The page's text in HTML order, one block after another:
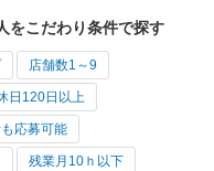
をこだわり条件で探す
店舗数1～9
日120日以上
応募可能
残業月10ｈ以下